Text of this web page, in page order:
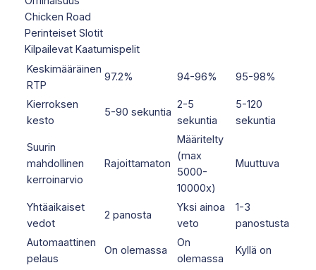
Chicken Road
Perinteiset Slotit
Kilpailevat Kaatumispelit
Keskimääräinen
RTP
97.2% 94-96% 95-98%
Kierroksen
kesto
5-90 sekuntia
2-5
sekuntia
5-120
sekuntia
Suurin
mahdollinen
kerroinarvio
Rajoittamaton
Määritelty
(max
5000-
10000x)
Muuttuva
Yhtäaikaiset
vedot
2 panosta
Yksi ainoa
veto
1-3
panostusta
Automaattinen
pelaus
On olemassa
On
olemassa
Kyllä on